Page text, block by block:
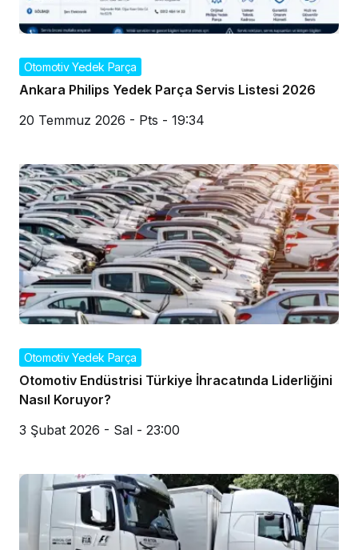
Otomotiv Yedek Parça
Ankara Philips Yedek Parça Servis Listesi 2026
20 Temmuz 2026 - Pts - 19:34
Otomotiv Yedek Parça
Otomotiv Endüstrisi Türkiye İhracatında Liderliğini
Nasıl Koruyor?
3 Şubat 2026 - Sal - 23:00